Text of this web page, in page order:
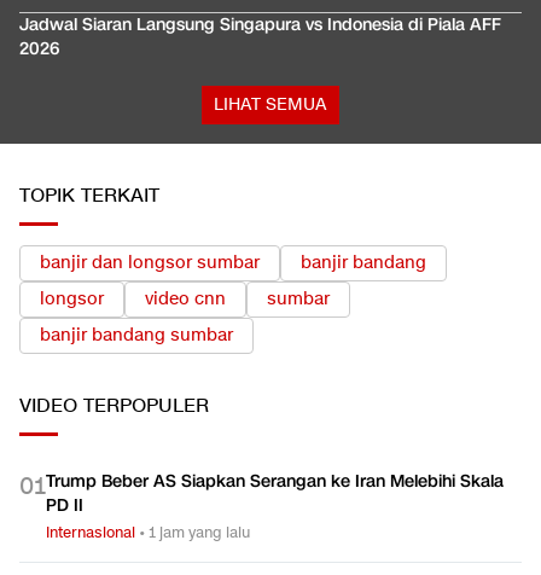
Jadwal Siaran Langsung Singapura vs Indonesia di Piala AFF
2026
LIHAT SEMUA
TOPIK TERKAIT
banjir dan longsor sumbar
banjir bandang
longsor
video cnn
sumbar
banjir bandang sumbar
VIDEO TERPOPULER
01Trump Beber AS Siapkan Serangan ke Iran Melebihi Skala
PD II
Internasional •1 jam yang lalu